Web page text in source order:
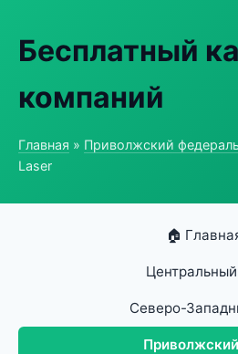
Бесплатный
компаний
Главная » Приволжский
Laser
🏠
Северо-